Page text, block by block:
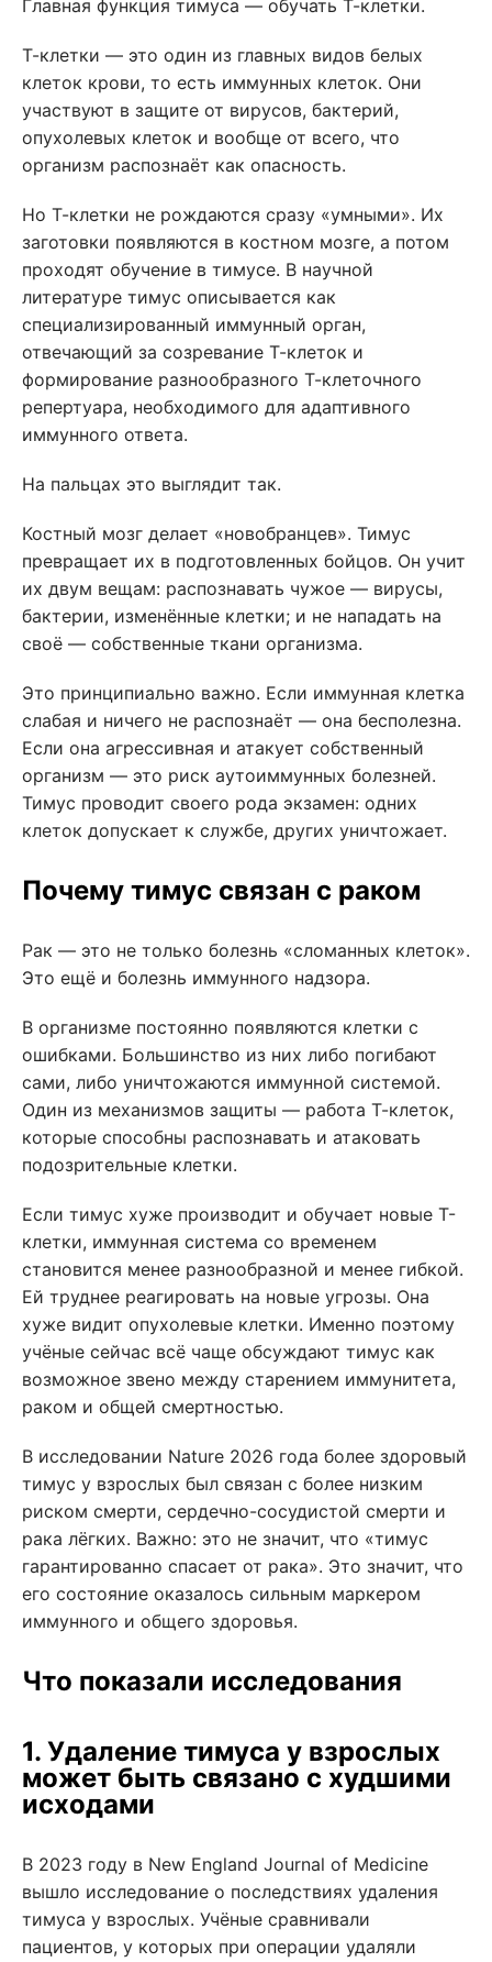
Главная функция тимуса — обучать Т-клетки.
Т-клетки — это один из главных видов белых
клеток крови, то есть иммунных клеток. Они
участвуют в защите от вирусов, бактерий,
опухолевых клеток и вообще от всего, что
организм распознаёт как опасность.
Но Т-клетки не рождаются сразу «умными». Их
заготовки появляются в костном мозге, а потом
проходят обучение в тимусе. В научной
литературе тимус описывается как
специализированный иммунный орган,
отвечающий за созревание Т-клеток и
формирование разнообразного Т-клеточного
репертуара, необходимого для адаптивного
иммунного ответа.
На пальцах это выглядит так.
Костный мозг делает «новобранцев». Тимус
превращает их в подготовленных бойцов. Он учит
их двум вещам: распознавать чужое — вирусы,
бактерии, изменённые клетки; и не нападать на
своё — собственные ткани организма.
Это принципиально важно. Если иммунная клетка
слабая и ничего не распознаёт — она бесполезна.
Если она агрессивная и атакует собственный
организм — это риск аутоиммунных болезней.
Тимус проводит своего рода экзамен: одних
клеток допускает к службе, других уничтожает.
Почему тимус связан с раком
Рак — это не только болезнь «сломанных клеток».
Это ещё и болезнь иммунного надзора.
В организме постоянно появляются клетки с
ошибками. Большинство из них либо погибают
сами, либо уничтожаются иммунной системой.
Один из механизмов защиты — работа Т-клеток,
которые способны распознавать и атаковать
подозрительные клетки.
Если тимус хуже производит и обучает новые Т-
клетки, иммунная система со временем
становится менее разнообразной и менее гибкой.
Ей труднее реагировать на новые угрозы. Она
хуже видит опухолевые клетки. Именно поэтому
учёные сейчас всё чаще обсуждают тимус как
возможное звено между старением иммунитета,
раком и общей смертностью.
В исследовании Nature 2026 года более здоровый
тимус у взрослых был связан с более низким
риском смерти, сердечно-сосудистой смерти и
рака лёгких. Важно: это не значит, что «тимус
гарантированно спасает от рака». Это значит, что
его состояние оказалось сильным маркером
иммунного и общего здоровья.
Что показали исследования
1. Удаление тимуса у взрослых
может быть связано с худшими
исходами
В 2023 году в New England Journal of Medicine
вышло исследование о последствиях удаления
тимуса у взрослых. Учёные сравнивали
пациентов, у которых при операции удаляли